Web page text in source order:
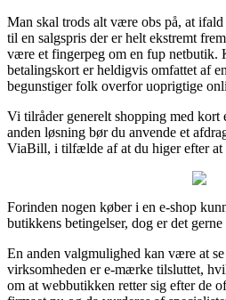
Man skal trods alt være obs på, at
til en salgspris der er helt ekstremt
være et fingerpeg om en fup netbutik.
betalingskort er heldigvis omfattet af
begunstiger folk overfor uoprigtige
Vi tilråder generelt shopping med kort
anden løsning bør du anvende et
ViaBill, i tilfælde af at du higer efter at
Forinden nogen køber i en e-shop
butikkens betingelser, dog er det
En anden valgmulighed kan være at
virksomheden er e-mærke tilsluttet,
om at webbutikken retter sig efter de